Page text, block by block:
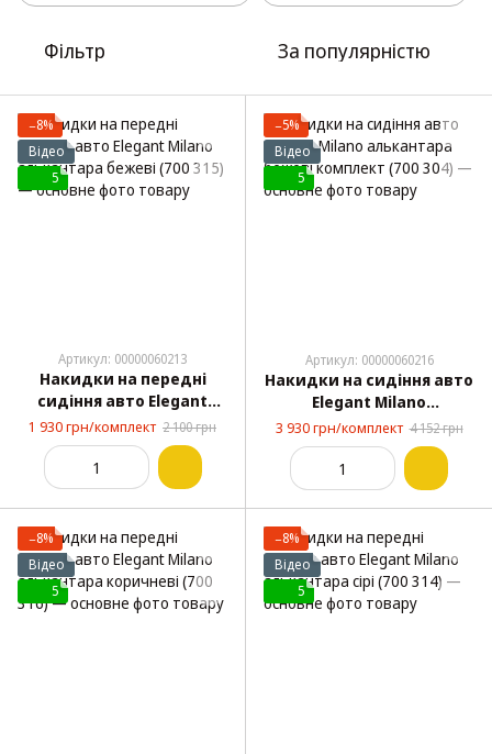
Фільтр За популярністю
−8%
Відео
5
Артикул: 00000060213
Накидки на передні
сидіння авто Elegant
Milano алькантара
бежеві (700 315)
1 930 грн/комплект 2 100 грн
−5%
Відео
5
Артикул: 00000060216
Накидки на сидіння авто
Elegant Milano
алькантара бежеві
комплект (700 304)
3 930 грн/комплект 4 152 грн
−8%
Відео
5
−8%
Відео
5